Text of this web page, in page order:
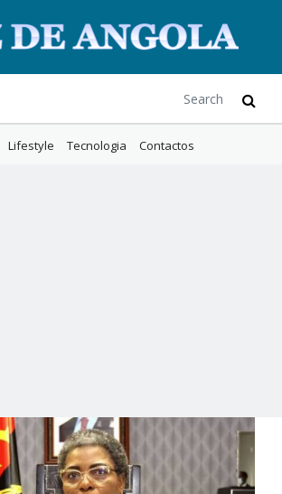
Lifestyle Tecnologia Contactos